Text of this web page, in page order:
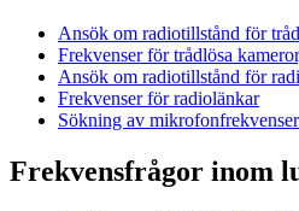
Ansök om radiotillstånd för
Frekvenser för trådlösa
Ansök om radiotillstånd för
Frekvenser för radiolänkar
Sökning av mikrofonfrekvenser
Frekvensfrågor inom